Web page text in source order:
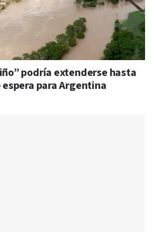
podría extenderse hasta
espera para Argentina